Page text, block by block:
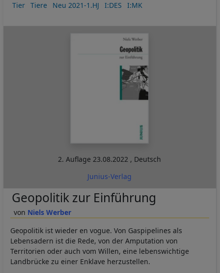
Tier
Tiere Neu 2021-1.HJ I:DES I:MK
2. Auflage 23.08.2022 , Deutsch
Junius-Verlag
Niels Werber
Geopolitik zur Einführung
Geopolitik ist wieder en vogue. Von Gaspipelines als
Lebensadern ist die Rede, von der Amputation von
Territorien oder auch vom Willen, eine lebenswichtige
Landbrücke zu einer Enklave herzustellen.